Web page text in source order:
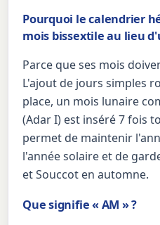
Pourquoi le calendrier
mois bissextile au lieu
Parce que ses mois
L'ajout de jours simples
place, un mois lunaire
(Adar I) est inséré 7 fois
permet de maintenir
l'année solaire et de
et Souccot en automne.
Que signifie « AM » ?